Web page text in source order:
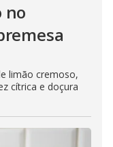
no
limão cremoso,
cítrica e doçura